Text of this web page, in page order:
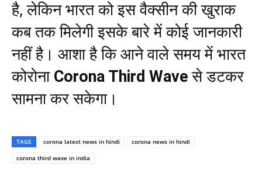
है, लेकिन भारत को इस वैक्सीन की खुराक
कब तक मिलेगी इसके बारे में कोई जानकारी
नहीं है। आशा है कि आने वाले समय में भारत
कोरोना Corona Third Waveसे डटकर
सामना कर सकेगा।
TAGS corona latest news in hindi
corona news in hindi
corona third wave in india